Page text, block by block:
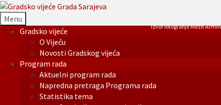
Menu
Gradsko vijeće
O Vijeću
Novosti Gradskog vijeća
Program rada
Aktuelni program rada
Napredna pretraga Programa rada
Statistika tema
Izvor fotografije Mezit Armin